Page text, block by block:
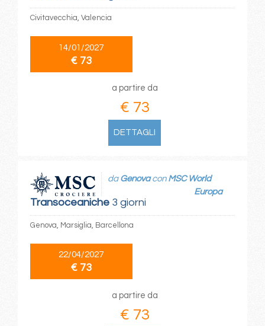
Civitavecchia, Valencia
14/01/2027
€ 73
a partire da
€ 73
DETTAGLI
Transoceaniche3 giorni
da Genovacon MSC World
Europa
Genova, Marsiglia, Barcellona
22/04/2027
€ 73
a partire da
€ 73